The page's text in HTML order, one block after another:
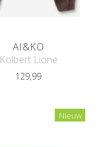
AI&KO
Kolbert Lione
129,99
Nieuw